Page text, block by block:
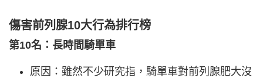
傷害前列腺10大行為排行榜
第10名：長時間騎單車
原因：雖然不少研究指，騎單車對前列腺肥大沒